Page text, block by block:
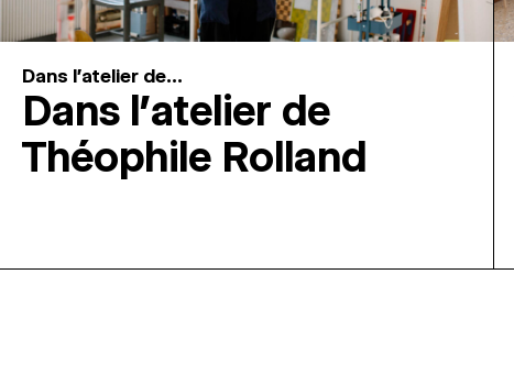
Dans l'atelier de...
Dans l’atelier de
Théophile Rolland